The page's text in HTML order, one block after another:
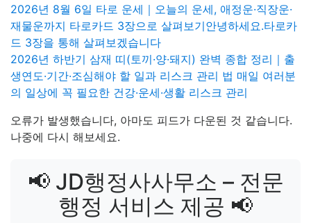
2026년 8월 6일 타로 운세｜오늘의 운세, 애정운·직장운·
재물운까지 타로카드 3장으로 살펴보기안녕하세요.타로카
드 3장을 통해 살펴보겠습니다
2026년 하반기 삼재 띠(토끼·양·돼지) 완벽 종합 정리｜출
생연도·기간·조심해야 할 일과 리스크 관리 법 매일 여러분
의 일상에 꼭 필요한 건강·운세·생활 리스크 관리
오류가 발생했습니다, 아마도 피드가 다운된 것 같습니다.
나중에 다시 해보세요.
📢 JD행정사사무소 – 전문
행정 서비스 제공 📢